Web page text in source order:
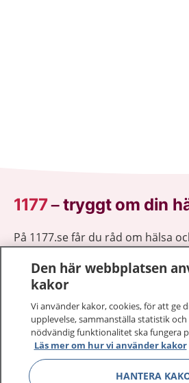
1177–tryggt om din
På 1177.se får du råd om hälsa
Logga in för att läsa din journal
vårdärenden. Ring
sjukvårdsrådgivning dygnet runt.
1177 ger dig råd när du vill må
Den här webbplatsen
kakor
Vi använder kakor, cookies, för att ge
upplevelse, sammanställa statistik
nödvändig funktionalitet ska fungera
Läs mer om hur vi använder kakor
HANTERA